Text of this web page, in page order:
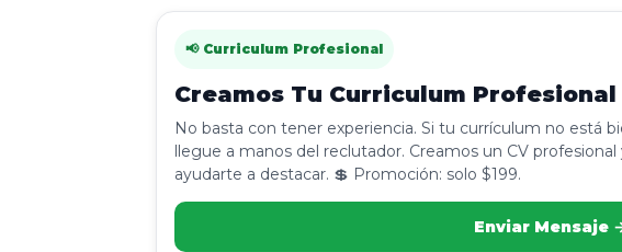
📢 Curriculum Profesional
Creamos Tu Curriculum Profesional
No basta con tener experiencia. Si tu currículum no está
llegue a manos del reclutador. Creamos un CV
ayudarte a destacar. 💲 Promoción: solo $199.
Enviar Mensaje